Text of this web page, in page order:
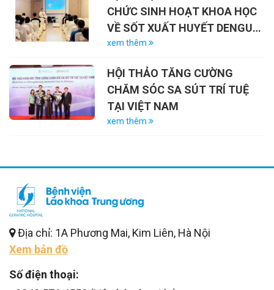
CHỨC SINH HOẠT KHOA HỌC
VỀ SỐT XUẤT HUYẾT DENGUE
VÀ VAI TRÒ CỦA VẮC-XIN
xem thêm
HỘI THẢO TĂNG CƯỜNG
CHĂM SÓC SA SÚT TRÍ TUỆ
TẠI VIỆT NAM
xem thêm
Địa chỉ: 1A Phương Mai, Kim Liên, Hà Nội
Xem bản đồ
Số điện thoại: